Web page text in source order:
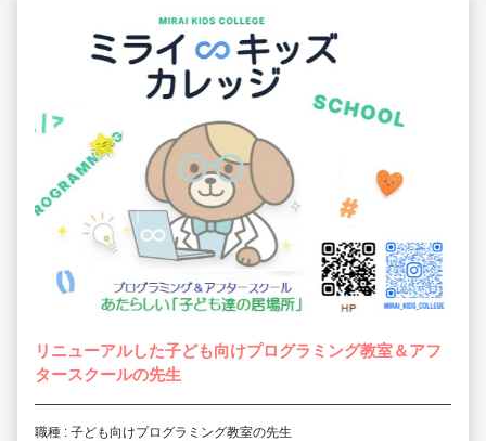
リニューアルした子ども向けプログラミング教室＆アフ
タースクールの先生
職種 : 子ども向けプログラミング教室の先生